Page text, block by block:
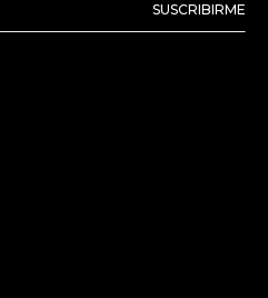
SUSCRIBIRME